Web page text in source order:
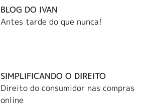
BLOG DO IVAN
Antes tarde do que nunca!
SIMPLIFICANDO O DIREITO
Direito do consumidor nas compras
online